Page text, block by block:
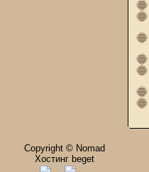
Copyright © Nomad
Хостинг beget